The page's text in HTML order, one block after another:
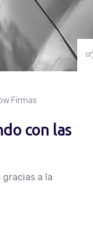
Firmas
con las
a la